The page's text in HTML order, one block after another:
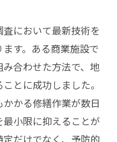
において最新技術を
す。ある商業施設で
合わせた方法で、地
とに成功しました。
かる修繕作業が数日
小限に抑えることが
だけでなく、予防的